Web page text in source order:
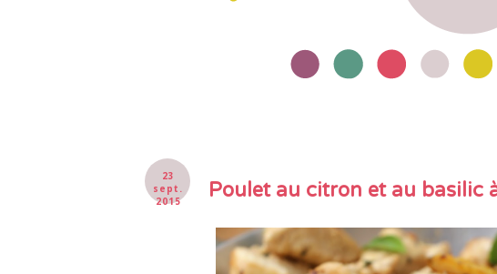
23
sept.
2015
Poulet au citron et au basilic